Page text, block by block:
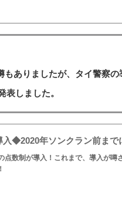
ありましたが、タイ警察の
表しました。
◆2020年ソンクラン前ま
点数制が導入！これまで、導入が噂